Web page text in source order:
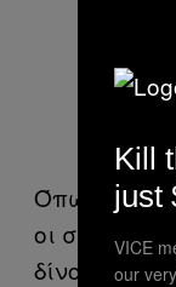
Όπως και σε
οι
δίνουν
Kill
just
VICE
our